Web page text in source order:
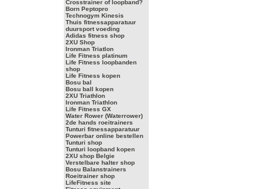
Crosstrainer of loopband?
Born Peptopro
Technogym Kinesis
Thuis fitnessapparatuur
duursport voeding
Adidas fitness shop
2XU Shop
Ironman Triatlon
Life Fitness platinum
Life Fitness loopbanden
shop
Life Fitness kopen
Bosu bal
Bosu ball kopen
2XU Triathlon
Ironman Triathlon
Life Fitness GX
Water Rower (Waterrower)
2de hands roeitrainers
Tunturi fitnessapparatuur
Powerbar online bestellen
Tunturi shop
Tunturi loopband kopen
2XU shop Belgie
Verstelbare halter shop
Bosu Balanstrainers
Roeitrainer shop
LifeFitness site